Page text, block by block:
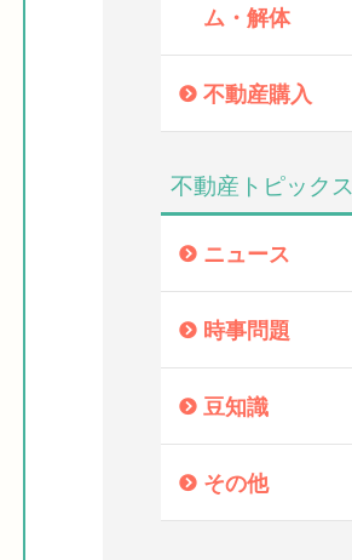
ム・解体
不動産購入
不動産トピックス
ニュース
時事問題
豆知識
その他